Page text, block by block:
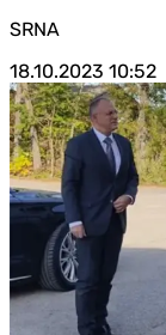
SRNA
18.10.2023 10:52